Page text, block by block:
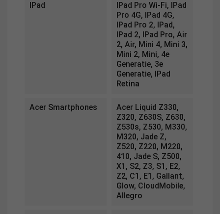
IPad
IPad Pro Wi-Fi, IPad
Pro 4G, IPad 4G,
IPad Pro 2, IPad,
IPad 2, IPad Pro, Air
2, Air, Mini 4, Mini 3,
Mini 2, Mini, 4e
Generatie, 3e
Generatie, IPad
Retina
Acer Smartphones
Acer Liquid Z330,
Z320, Z630S, Z630,
Z530s, Z530, M330,
M320, Jade Z,
Z520, Z220, M220,
410, Jade S, Z500,
X1, S2, Z3, S1, E2,
Z2, C1, E1, Gallant,
Glow, CloudMobile,
Allegro